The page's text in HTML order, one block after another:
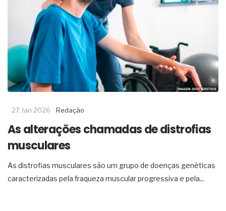
27 Jan 2026 Redação
As alterações chamadas de distrofias
musculares
As distrofias musculares são um grupo de doenças genéticas
caracterizadas pela fraqueza muscular progressiva e pela...